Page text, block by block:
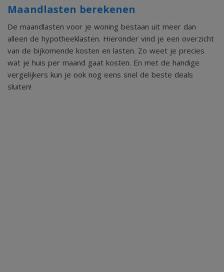
Maandlasten berekenen
De maandlasten voor je woning bestaan uit meer dan
alleen de hypotheeklasten. Hieronder vind je een overzicht
van de bijkomende kosten en lasten. Zo weet je precies
wat je huis per maand gaat kosten. En met de handige
vergelijkers kun je ook nog eens snel de beste deals
sluiten!